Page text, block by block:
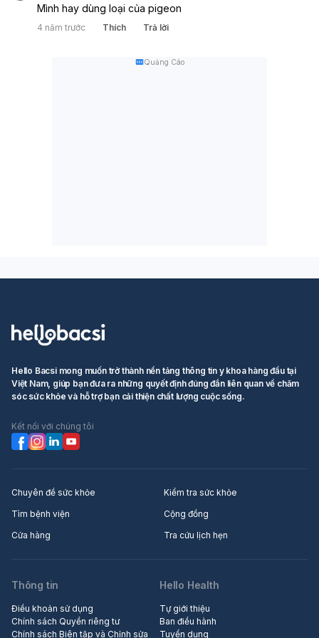
Mình hay dùng loại của pigeon
4 năm trước Thích Trả lời
Quảng Cáo
Hello Bacsi mong muốn trở thành nền tảng thông tin y khoa hàng đầu tại
Việt Nam, giúp bạn đưa ra những quyết định đúng đắn liên quan về chăm
sóc sức khỏe và hỗ trợ bạn cải thiện chất lượng cuộc sống.
Kết nối với chúng tôi
Chuyên đề sức khỏe
Kiểm tra sức khỏe
Tìm bệnh viện
Cộng đồng
Cửa hàng
Tra cứu lịch hẹn
Thông tin
Điều khoản sử dụng
Chính sách Quyền riêng tư
Chính sách Biên tập và Chỉnh sửa
Hello Health
Tự giới thiệu
Ban điều hành
Tuyển dụng